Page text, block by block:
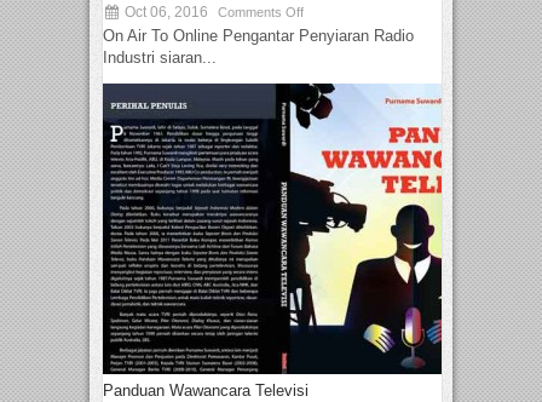
Oct 06, 2016 Comments Off
On Air To Online Pengantar Penyiaran Radio
Industri siaran...
Panduan Wawancara Televisi